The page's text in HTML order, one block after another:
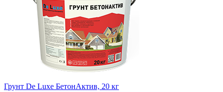
Грунт De Luxe БетонАктив, 20 кг